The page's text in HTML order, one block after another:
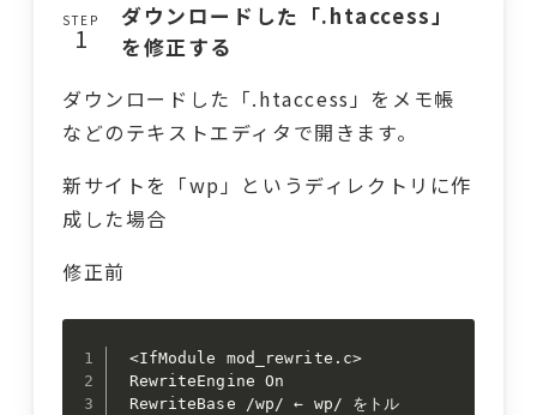
STEP
ダウンロードした「.htaccess」
を修正する
ダウンロードした「.htaccess」をメモ帳
などのテキストエディタで開きます。
新サイトを「wp」というディレクトリに作
成した場合
修正前
<IfModule mod_rewrite.c>
RewriteEngine On
RewriteBase /wp/ ← wp/ をトル